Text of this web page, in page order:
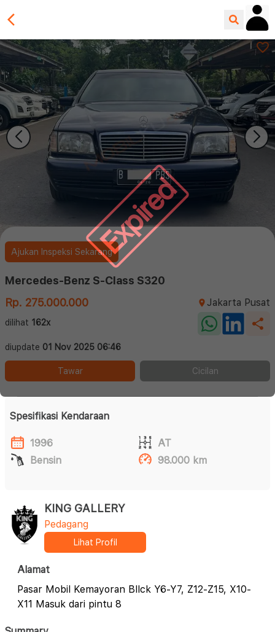
Expired
Ajukan Inspeksi Sekarang
Mercedes-Benz S-Class S320
Rp. 275.000.000
Jakarta Pusat
dilihat 162x
diupdate 01 Nov 2025 06:46
Tawar Cicilan
Spesifikasi Kendaraan
1996
AT
Bensin
98.000 km
KING GALLERY
Pedagang
Lihat Profil
Alamat
Pasar Mobil Kemayoran Bllck Y6-Y7, Z12-Z15, X10-
X11 Masuk dari pintu 8